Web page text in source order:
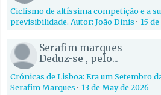
Ciclismo de altíssima competição e a
previsibilidade. Autor: João Dinis·15
Serafim marques
Deduz-se , pelo...
Crónicas de Lisboa: Era um Setembro
Serafim Marques·13 de May de 2026